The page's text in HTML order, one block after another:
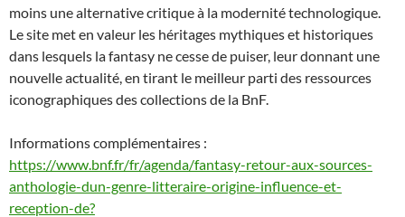
moins une alternative critique à la modernité technologique.
Le site met en valeur les héritages mythiques et historiques
dans lesquels la fantasy ne cesse de puiser, leur donnant une
nouvelle actualité, en tirant le meilleur parti des ressources
iconographiques des collections de la BnF.
Informations complémentaires :
https://www.bnf.fr/fr/agenda/fantasy-retour-aux-sources-
anthologie-dun-genre-litteraire-origine-influence-et-
reception-de?